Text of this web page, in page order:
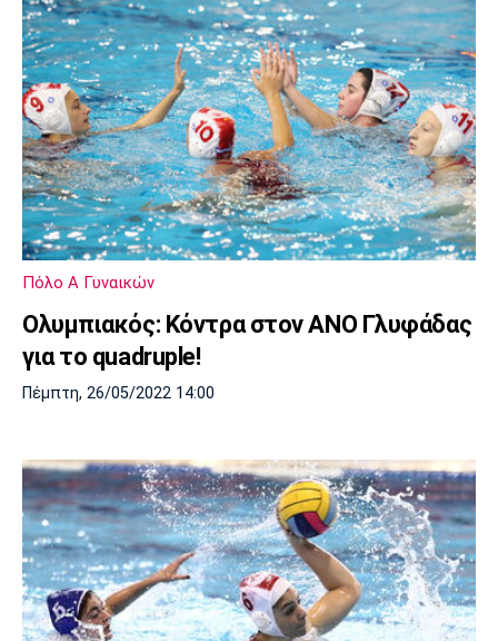
Μπορούσια
Ντόρτμουντ
Παρί Σεν
Ζερμέν
Μαρσέιγ
Μονακό
Ερυθρός
Αστέρας
Τότεναμ
Πόλο Α Γυναικών
Ολυμπιακός: Κόντρα στον ΑΝΟ Γλυφάδας
για το quadruple!
Πέμπτη, 26/05/2022 14:00